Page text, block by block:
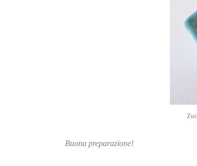
Buona preparazione!